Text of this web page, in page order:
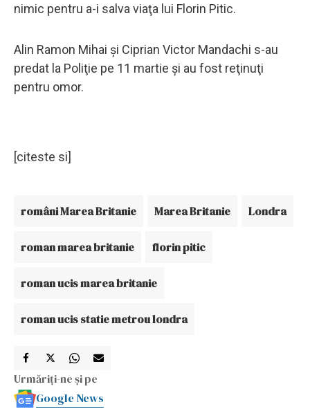
nimic pentru a-i salva viaţa lui Florin Pitic.
Alin Ramon Mihai şi Ciprian Victor Mandachi s-au
predat la Poliţie pe 11 martie şi au fost reţinuţi
pentru omor.
[citeste si]
români Marea Britanie Marea Britanie Londra
roman marea britanie florin pitic
roman ucis marea britanie
roman ucis statie metrou londra
Urmăriți-ne și pe
Google News